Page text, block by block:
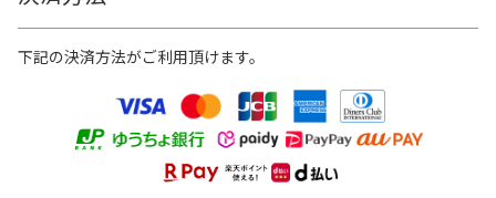
下記の決済方法がご利用頂けます。